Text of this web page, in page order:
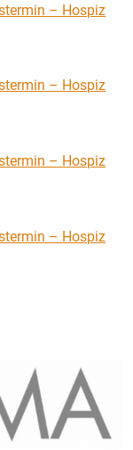
– Hospiz
– Hospiz
– Hospiz
– Hospiz